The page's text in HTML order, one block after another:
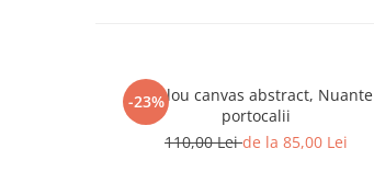
-23%
Tablou canvas abstract, Nuante
portocalii
110,00 Leide la 85,00 Lei